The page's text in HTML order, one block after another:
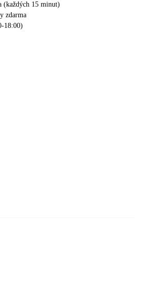
(každých 15 minut)
zdarma
18:00)